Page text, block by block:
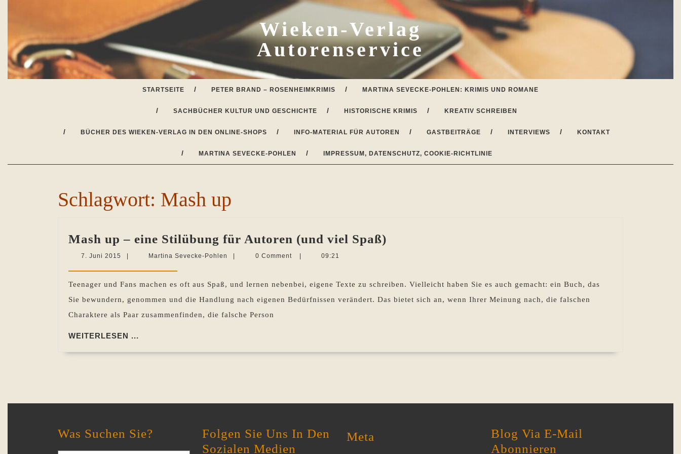
Wieken-Verlag
Autorenservice
STARTSEITE PETER BRAND – ROSENHEIMKRIMIS MARTINA SEVECKE-POHLEN: KRIMIS UND ROMANE
SACHBÜCHER KULTUR UND GESCHICHTE HISTORISCHE KRIMIS KREATIV SCHREIBEN
BÜCHER DES WIEKEN-VERLAG IN DEN ONLINE-SHOPS INFO-MATERIAL FÜR AUTOREN GASTBEITRÄGE INTERVIEWS KONTAKT
MARTINA SEVECKE-POHLEN IMPRESSUM, DATENSCHUTZ, COOKIE-RICHTLINIE
Schlagwort: Mash up
Mash up – eine Stilübung für Autoren (und viel Spaß)
eine
Stilübung
viel
7. Juni 2015
2015
Martina Sevecke-Pohlen
Martina
0 Comment 09:21
Teenager und Fans machen es oft aus Spaß, und lernen nebenbei, eigene Texte zu schreiben. Vielleicht haben Sie es auch gemacht: ein Buch, das
Sie bewundern, genommen und die Handlung nach eigenen Bedürfnissen verändert. Das bietet sich an, wenn Ihrer Meinung nach, die falschen
Charaktere als Paar zusammenfinden, die falsche Person
WEITERLESEN ...
Was Suchen Sie?
Folgen Sie Uns In Den
Sozialen Medien
Meta
Blog Via E-Mail
Abonnieren